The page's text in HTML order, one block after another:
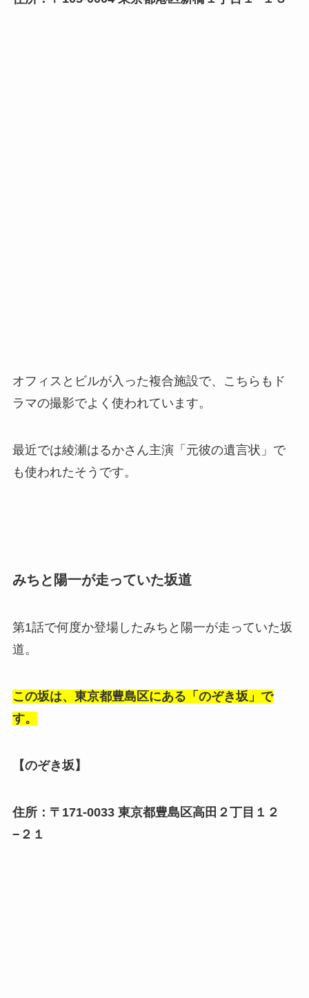
オフィスとビルが入った複合施設で、こちらもド
ラマの撮影でよく使われています。
最近では綾瀬はるかさん主演「元彼の遺言状」で
も使われたそうです。
みちと陽一が走っていた坂道
第1話で何度か登場したみちと陽一が走っていた坂
道。
この坂は、東京都豊島区にある「のぞき坂」で
す。
【のぞき坂】
住所：〒171-0033 東京都豊島区高田２丁目１２
−２１